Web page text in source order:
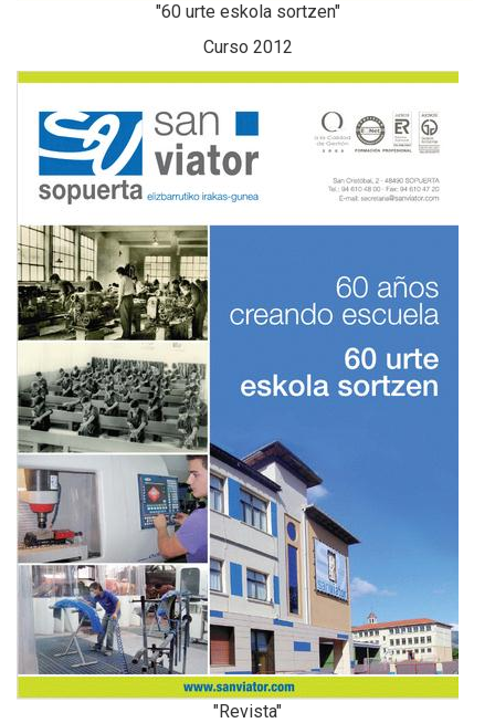
"60 urte eskola sortzen"
Curso 2012
"Revista"